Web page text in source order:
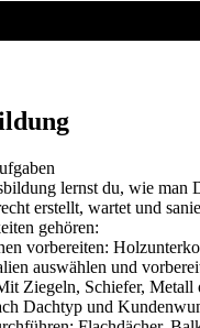
lernst du, wie man
erstellt, wartet und
gehören:
vorbereiten:
auswählen und
Ziegeln, Schiefer, Metall
Dachtyp und